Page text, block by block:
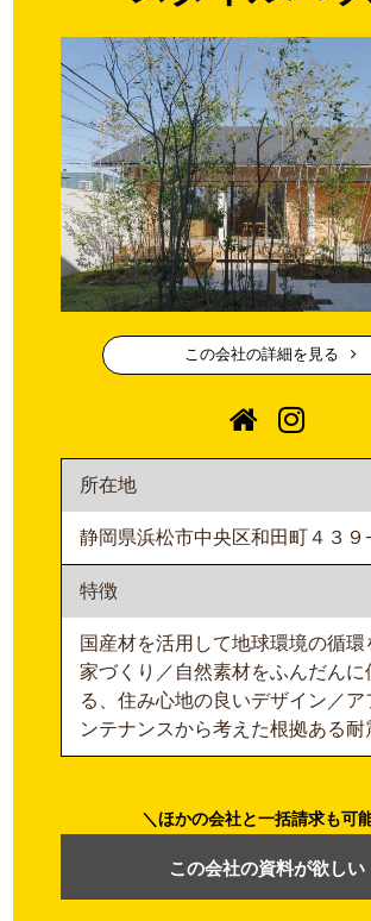
この会社の詳細を見る
所在地
静岡県浜松市中央区和田町４３９
特徴
国産材を活用して地球環境の循環
家づくり／自然素材をふんだんに
る、住み心地の良いデザイン／ア
ンテナンスから考えた根拠ある耐
ほかの会社と一括請求も可
この会社の資料が欲しい